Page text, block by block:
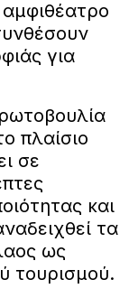
για
πλαίσιο
σε
και
τα
ως
τουρισμού.